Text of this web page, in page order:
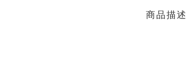
商品描述